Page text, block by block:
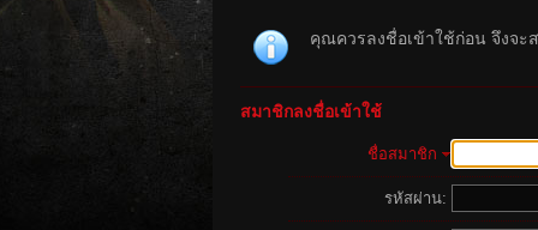
คุณควรลงชื่อเข้าใช้ก่อน จึงจะ
สมาชิกลงชื่อเข้าใช้
ชื่อสมาชิก
รหัสผ่าน: